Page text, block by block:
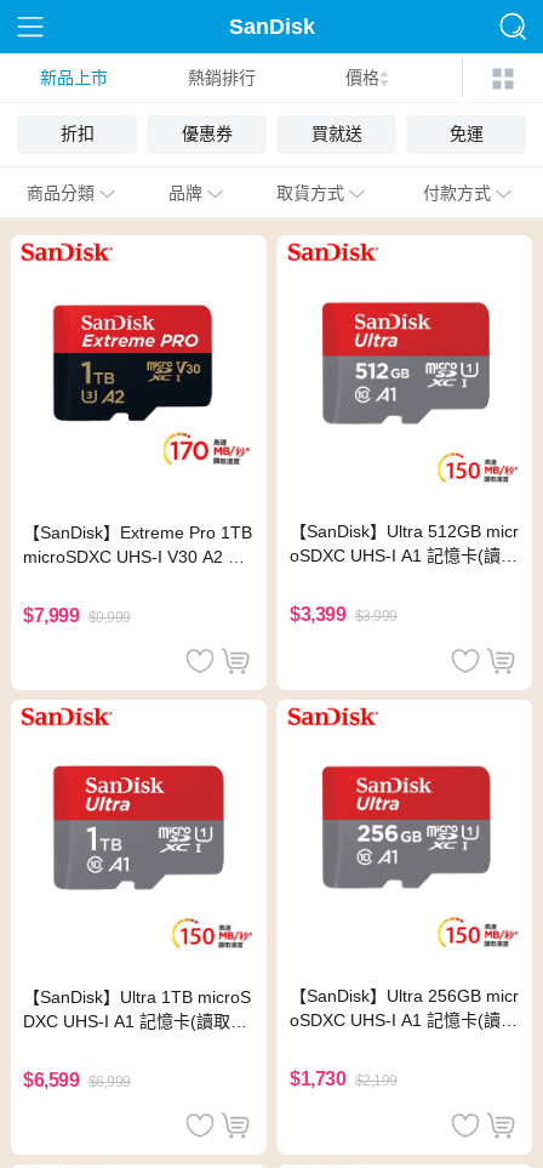
SanDisk
新品上市 熱銷排行 價格
折扣 優惠券 買就送 免運
商品分類 品牌 取貨方式 付款方式
【SanDisk】Extreme Pro 1TB
microSDXC UHS-I V30 A2 記
$7,999 $9,999
【SanDisk】Ultra 512GB micr
oSDXC UHS-I A1 記憶卡(讀取
$3,399 $3,999
【SanDisk】Ultra 1TB microS
DXC UHS-I A1 記憶卡(讀取達
$6,599 $6,999
【SanDisk】Ultra 256GB micr
oSDXC UHS-I A1 記憶卡(讀取
$1,730 $2,199